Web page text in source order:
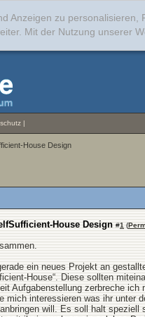
Anzeigen zu
Mit der Nutzung unserer
|
House Design
House Design #1 (
ein neues Projekt an
House“. Diese sollten
Aufgabenstellung zerbreche
mich interessieren was ihr unter
will. Es soll halt speziell